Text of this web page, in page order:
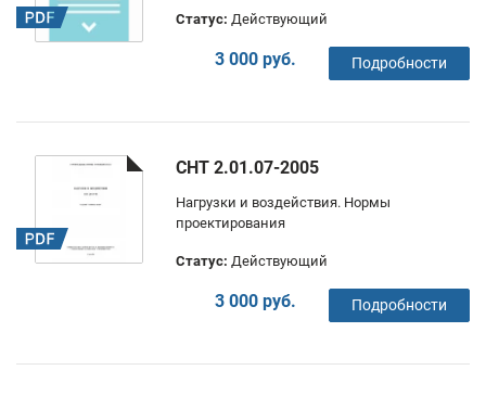
Статус: Действующий
3 000 руб. Подробности
СНТ 2.01.07-2005
Нагрузки и воздействия. Нормы
проектирования
Статус: Действующий
3 000 руб. Подробности